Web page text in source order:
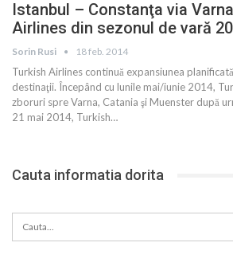
Istanbul – Constanţa via
Airlines din sezonul de vară
Sorin Rusi 18 feb. 2014
Turkish Airlines continuă expansiunea
destinaţii. Începând cu lunile mai/iunie 2014,
zboruri spre Varna, Catania şi Muenster după
21 mai 2014, Turkish…
Cauta informatia dorita